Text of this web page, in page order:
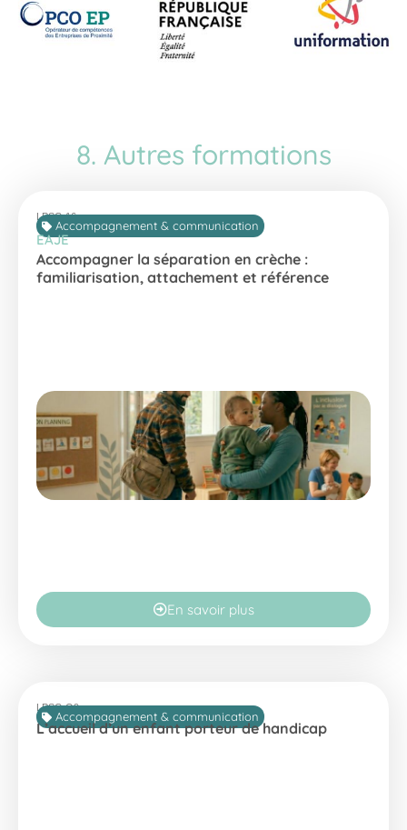
8. Autres formations
LPSC-16
Accompagnement & communication
EAJE
Accompagner la séparation en crèche :
familiarisation, attachement et référence
En savoir plus
LPSC-O9
Accompagnement & communication
L’accueil d’un enfant porteur de handicap